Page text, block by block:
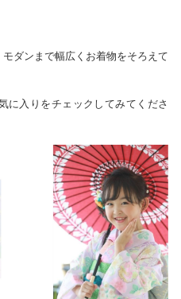
ダンまで幅広くお着物をそろえて
に入りをチェックしてみてくださ